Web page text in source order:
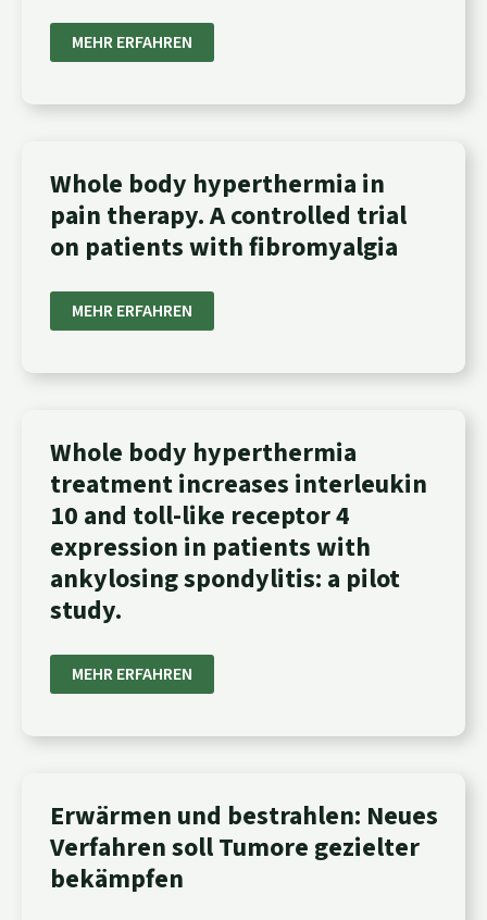
OF
LIFE
IN
PATIENTS
MEHR ERFAHREN
Whole body hyperthermia in
pain therapy. A controlled trial
on patients with fibromyalgia
WHOLE
BODY
HYPERTHERMIA
IN
PAIN
THERAPY.
CONTROLLED
TRIAL
ON
WITH
MEHR ERFAHREN
Whole body hyperthermia
treatment increases interleukin
10 and toll-like receptor 4
expression in patients with
ankylosing spondylitis: a pilot
study.
WHOLE
BODY
HYPERTHERMIA
TREATMENT
INCREASES
INTERLEUKIN
10
AND
TOLL-
LIKE
RECEPTOR
EXPRESSION
IN
PATIENTS
SPONDYLITIS:
MEHR ERFAHREN
Erwärmen und bestrahlen: Neues
Verfahren soll Tumore gezielter
bekämpfen
ERWÄRMEN
UND
BESTRAHLEN:
NEUES
VERFAHREN
SOLL